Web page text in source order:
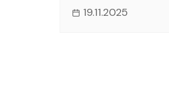
19.11.2025